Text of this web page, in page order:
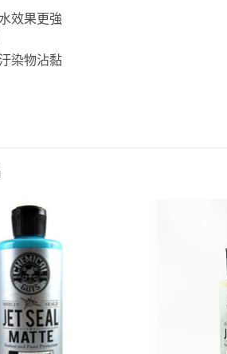
效果更強
染物沾黏